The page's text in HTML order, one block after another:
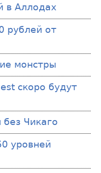
в Аллодах
рублей от
монстры
скоро будут
без Чикаго
уровней